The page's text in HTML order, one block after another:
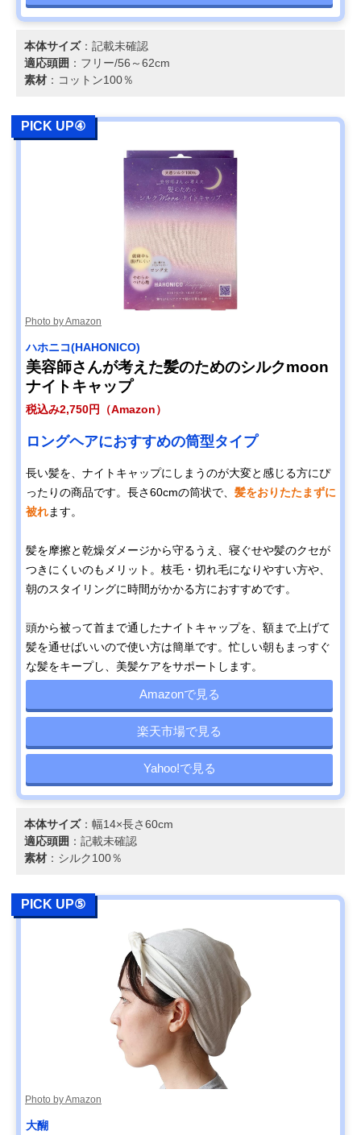
本体サイズ：記載未確認
適応頭囲 ：フリー/56～62cm
素材 ：コットン100％
PICK UP④
Photo by Amazon
ハホニコ(HAHONICO)
美容師さんが考えた髪のためのシルクmoon
ナイトキャップ
税込み2,750円（Amazon）
ロングヘアにおすすめの筒型タイプ
長い髪を、ナイトキャップにしまうのが大変と感じる方にぴ
ったりの商品です。長さ60cmの筒状で、 髪をおりたたまずに
被れます。
髪を摩擦と乾燥ダメージから守るうえ、寝ぐせや髪のクセが
つきにくいのもメリット。枝毛・切れ毛になりやすい方や、
朝のスタイリングに時間がかかる方におすすめです。
頭から被って首まで通したナイトキャップを、額まで上げて
髪を通せばいいので使い方は簡単です。忙しい朝もまっすぐ
な髪をキープし、美髪ケアをサポートします。
Amazonで見る
楽天市場で見る
Yahoo!で見る
本体サイズ：幅14×長さ60cm
適応頭囲 ：記載未確認
素材 ：シルク100％
PICK UP⑤
Photo by Amazon
大醐